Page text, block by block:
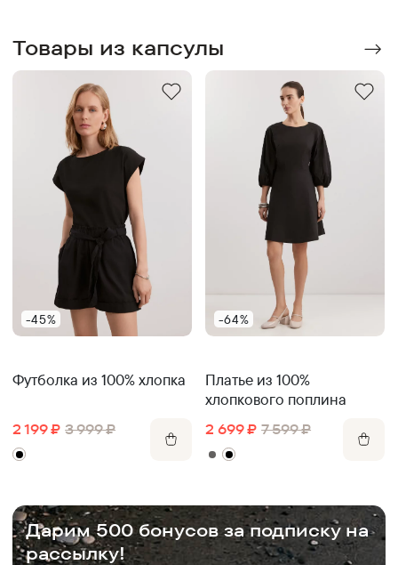
Товары из капсулы
-45%
Футболка из 100% хлопка
2 199 ₽ 3 999 ₽
-64%
Платье из 100%
хлопкового поплина
2 699 ₽ 7 599 ₽
Дарим 500 бонусов за подписку на
рассылку!